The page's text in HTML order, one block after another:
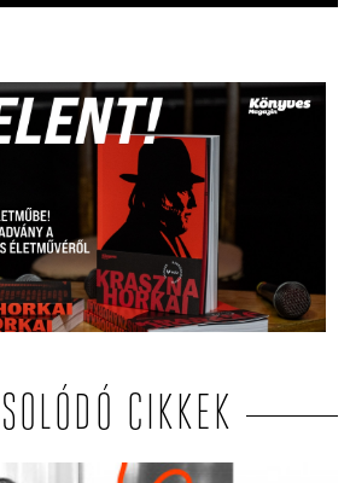
CIKKEK